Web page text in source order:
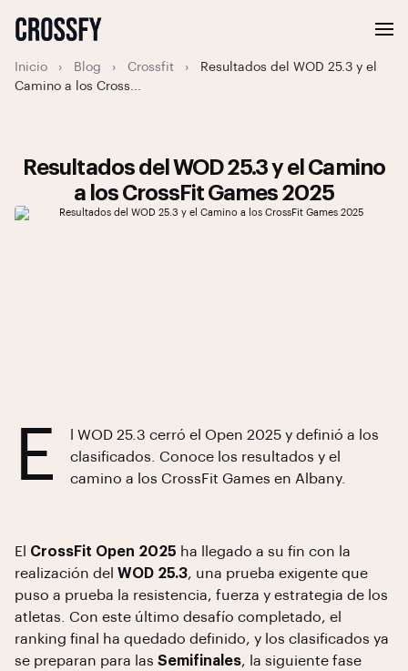
Inicio › Blog › Crossfit ›
Resultados del WOD 25.3 y el
Camino a los Cross...
Resultados del WOD 25.3 y el Camino
a los CrossFit Games 2025
E
l WOD 25.3 cerró el Open 2025 y definió a los
clasificados. Conoce los resultados y el
camino a los CrossFit Games en Albany.
El CrossFit Open 2025 ha llegado a su fin con la
realización del WOD 25.3, una prueba exigente que
puso a prueba la resistencia, fuerza y estrategia de los
atletas. Con este último desafío completado, el
ranking final ha quedado definido, y los clasificados ya
se preparan para las Semifinales, la siguiente fase